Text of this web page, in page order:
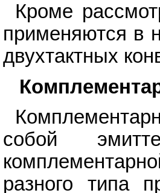
Кроме
применяются в
двухтактных
собой
разного типа